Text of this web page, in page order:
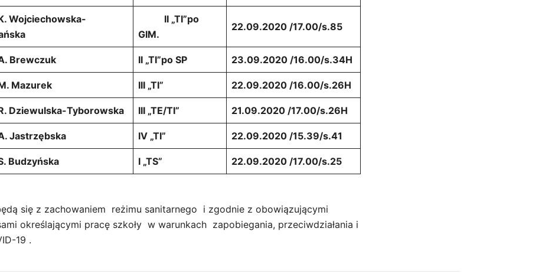
Wojciechowska-
II „TI”po
GIM.
22.09.2020 /17.00/s.85
Brewczuk II „TI”po SP 23.09.2020 /16.00/s.34H
Mazurek III „TI” 22.09.2020 /16.00/s.26H
Dziewulska-Tyborowska III „TE/TI” 21.09.2020 /17.00/s.26H
Jastrzębska IV „TI” 22.09.2020 /15.39/s.41
Budzyńska I „TS” 22.09.2020 /17.00/s.25
się z zachowaniem reżimu sanitarnego i zgodnie z obowiązującymi
określającymi pracę szkoły w warunkach zapobiegania, przeciwdziałania i
19 .